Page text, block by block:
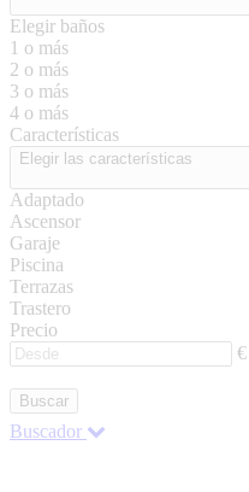
Elegir baños
1 o más
2 o más
3 o más
4 o más
Características
Elegir las características
Adaptado
Ascensor
Garaje
Piscina
Terrazas
Trastero
Precio
€
Buscar
Buscador